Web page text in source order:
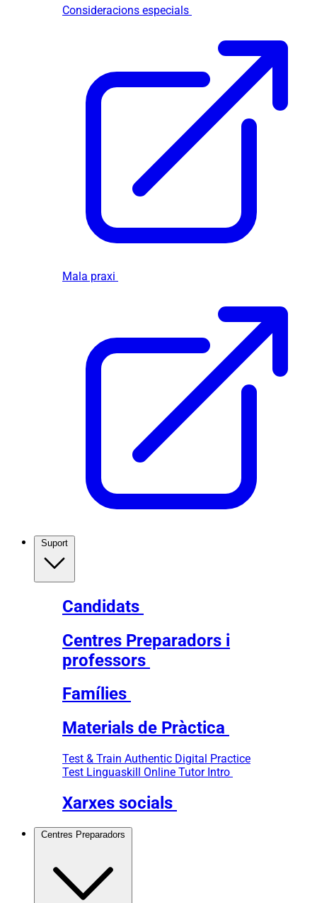
Consideracions especials
Mala praxi
Candidats
Centres Preparadors i
professors
Famílies
Materials de Pràctica
Test & Train Authentic Digital Practice
Test Linguaskill Online Tutor Intro
Xarxes socials